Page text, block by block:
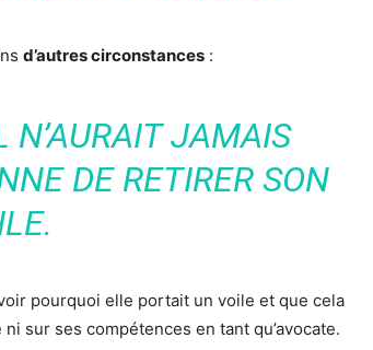
d’autres circonstances :
N’AURAIT JAMAIS
DE RETIRER SON
pourquoi elle portait un voile et que cela
sur ses compétences en tant qu’avocate.